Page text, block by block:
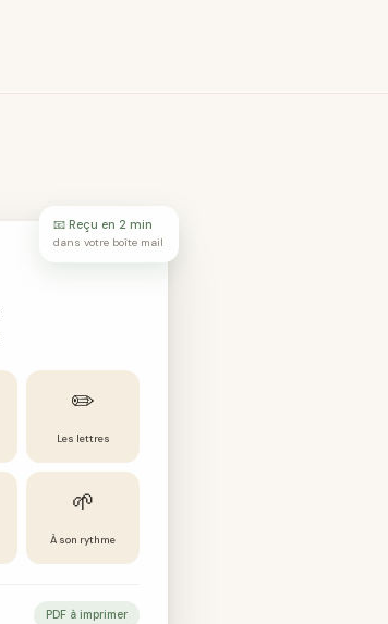
📧 Reçu en 2 min
dans votre boîte mail
✏️
Les lettres
🌱
À son rythme
PDF à imprimer